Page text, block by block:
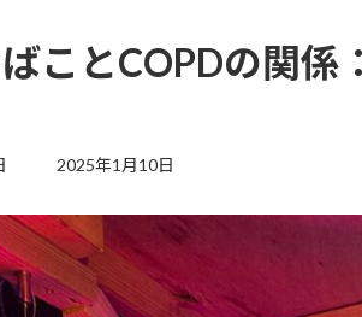
ことCOPDの関係
最
更
新
日
時
:
2025年1月10日